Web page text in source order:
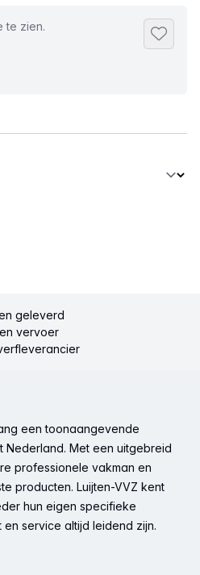
te zien.
geleverd
vervoer
een toonaangevende
Nederland. Met een uitgebreid
professionele vakman en
producten. Luijten-VVZ kent
hun eigen specifieke
service altijd leidend zijn.